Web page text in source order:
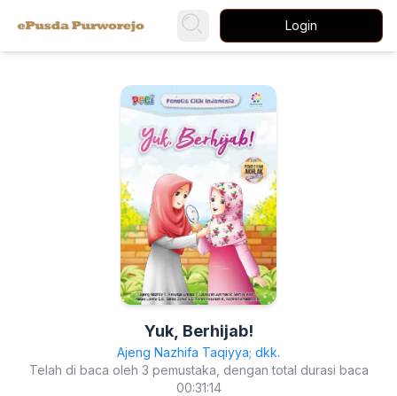
Login
Yuk, Berhijab!
Ajeng Nazhifa Taqiyya; dkk.
Telah di baca oleh 3 pemustaka, dengan total durasi baca
00:31:14